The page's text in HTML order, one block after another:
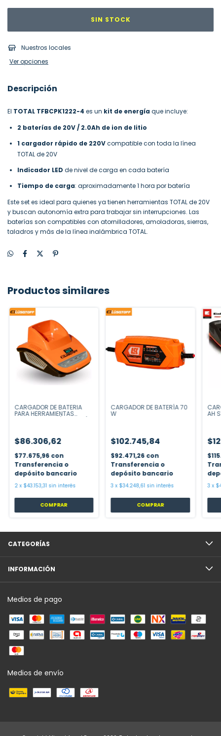
Nuestros locales
Ver opciones
Descripción
El TOTAL TFBCPK1222-4 es un kit de energía que incluye:
2 baterías de 20V / 2.0Ah de ion de litio
1 cargador rápido de 220Vcompatible con toda la línea
TOTAL de 20V
Indicador LED de nivel de carga en cada batería
Tiempo de carga: aproximadamente 1 hora por batería
Este set es ideal para quienes ya tienen herramientas TOTAL de 20V
y buscan autonomía extra para trabajar sin interrupciones. Las
baterías son compatibles con atornilladores, amoladoras, sierras,
taladros y más de la línea inalámbrica TOTAL.
Productos similares
CARGADOR DE BATERIA
PARA HERRAMIENTAS
$86.306,62
$77.675,96 con
Transferencia o
depósito bancario
2 x $43.153,31 sin interés
CARGADOR DE BATERÍA 70
W
$102.745,84
$92.471,26 con
Transferencia o
depósito bancario
3 x $34.248,61 sin interés
AH
3 x
CATEGORÍAS
INFORMACIÓN
Medios de pago
Medios de envío